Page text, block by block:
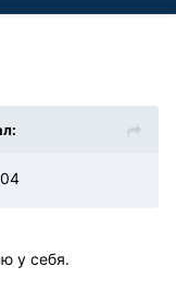
у себя.